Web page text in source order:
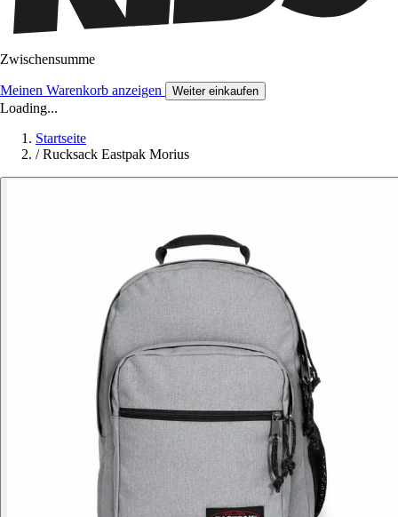
Zwischensumme
Meinen Warenkorb anzeigen Weiter einkaufen
Loading...
Startseite
/ Rucksack Eastpak Morius